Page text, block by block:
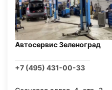
Автосервис Зеленоград
+7 (495) 431-00-33